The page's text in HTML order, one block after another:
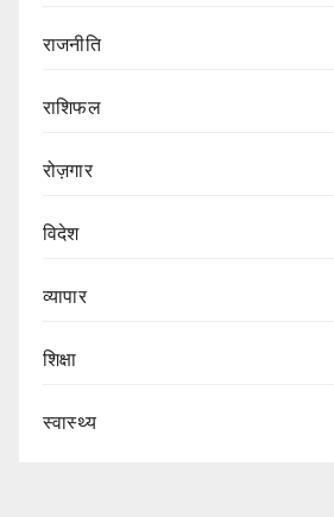
राजनीति
राशिफल
रोज़गार
विदेश
व्यापार
शिक्षा
स्वास्थ्य